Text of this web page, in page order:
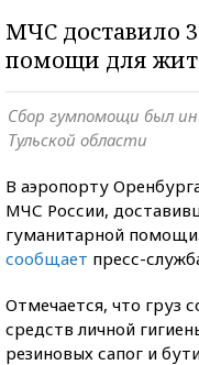
МЧС доставило
помощи для
Сбор гумпомощи был
Тульской области
В аэропорту
МЧС России,
гуманитарной
сообщает пресс-
Отмечается, что груз
средств личной
резиновых сапог и